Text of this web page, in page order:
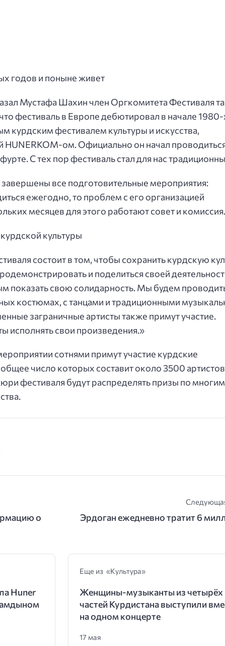
годов и поныне живет
Мустафа Шахин член Оргкомитета Фестиваля
фестиваль в Европе дебютировал в начале 1980-
курдским фестивалем культуры и искусства,
HUNERKOM-ом. Официально он начал
С тех пор фестиваль стал для нас
все подготовительные мероприятия:
ежегодно, то проблем с его организацией
месяцев для этого работают совет и
культуры
состоит в том, чтобы сохранить курдскую
и поделиться своей
показать свою солидарность. Мы будем
костюмах, с танцами и традиционными
заграничные артисты также примут участие.
исполнять свои произведения.»
сотнями примут участие курдские
число которых составит около 3500
фестиваля будут распределять призы по многим
о
Эрдоган ежедневно тратит 6
Huner
Еще из «Культура»
Женщины-музыканты из четырёх
частей Курдистана выступили
на одном концерте
17 мая